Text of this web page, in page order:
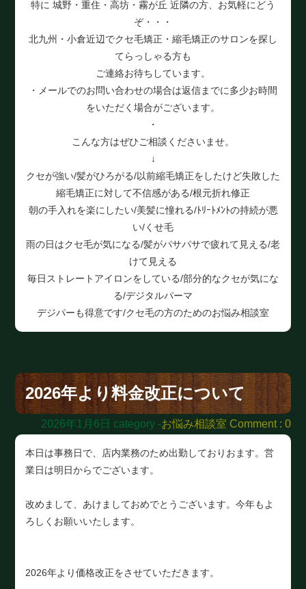
特に 城野・重住・高坊・霧が丘 近隣の方、お気軽にどう
ぞ・・・
北九州・小倉近辺でクセ毛矯正・縮毛矯正のサロンを探し
てらっしゃる方も
ご連絡お待ちしています。
・メールでのお問い合わせの場合は返信までに多少お時間
をいただく場合がございます。
・
こんな方はぜひご相談くださいませ。
↓
クセが強い/髪がひろがる/以前縮毛矯正をしたけど失敗した
縮毛矯正に対して不信感がある/根元折れ修正
朝の手入れを楽にしたい/美髪に憧れる/ﾄﾘｰﾄﾒﾝﾄの持続が悪
い/くせ毛
雨の日はクセ毛が気になる/髪がパサパサで疲れて見える/老
けて見える
毎日ストレートアイロンをしている/部分的なクセが気にな
る/デジタルパーマ
デジパーも得意です/クセ毛の方のためのお悩み相談室
2026年より料金改正について
2026年1月6日 category -お悩み相談室 Comment : 0
本日は事務日で、店内業務のため出勤しておりおます。営
業日は明日からでございます。
改めまして、あけましておめでとうございます。今年もよ
ろしくお願いいたします。
2026年より価格改正をさせていただきます。